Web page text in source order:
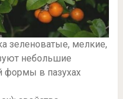
зеленоватые, мелкие,
небольшие
формы в пазухах